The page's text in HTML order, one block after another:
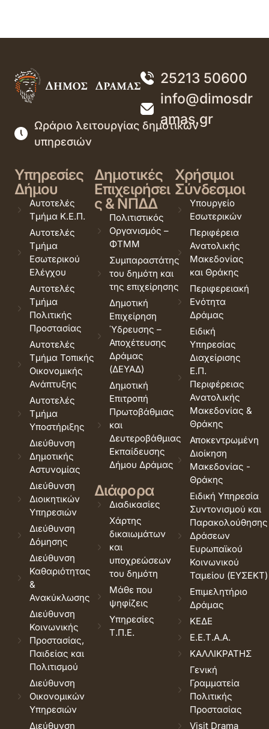
25213 50600
info@dimosdr
amas.gr
Ωράριο λειτουργίας δημοτικών
υπηρεσιών
Υπηρεσίες
Δήμου
Αυτοτελές
Τμήμα Κ.Ε.Π.
Αυτοτελές
Τμήμα
Εσωτερικού
Ελέγχου
Αυτοτελές
Τμήμα
Πολιτικής
Προστασίας
Αυτοτελές
Τμήμα Τοπικής
Οικονομικής
Ανάπτυξης
Αυτοτελές
Τμήμα
Υποστήριξης
Διεύθυνση
Δημοτικής
Αστυνομίας
Διεύθυνση
Διοικητικών
Υπηρεσιών
Διεύθυνση
Δόμησης
Διεύθυνση
Καθαριότητας
&
Ανακύκλωσης
Διεύθυνση
Κοινωνικής
Προστασίας,
Παιδείας και
Πολιτισμού
Διεύθυνση
Οικονομικών
Υπηρεσιών
Διεύθυνση
Δημοτικές
Επιχειρήσει
ς & ΝΠΔΔ
Πολιτιστικός
Οργανισμός –
ΦΤΜΜ
Συμπαραστάτης
του δημότη και
της επιχείρησης
Δημοτική
Επιχείρηση
Ύδρευσης –
Αποχέτευσης
Δράμας
(ΔΕΥΑΔ)
Δημοτική
Επιτροπή
Πρωτοβάθμιας
και
Δευτεροβάθμιας
Εκπαίδευσης
Δήμου Δράμας
Διάφορα
Διαδικασίες
Χάρτης
δικαιωμάτων
και
υποχρεώσεων
του δημότη
Μάθε που
ψηφίζεις
Υπηρεσίες
Τ.Π.Ε.
Χρήσιμοι
Σύνδεσμοι
Υπουργείο
Εσωτερικών
Περιφέρεια
Ανατολικής
Μακεδονίας
και Θράκης
Περιφερειακή
Ενότητα
Δράμας
Ειδική
Υπηρεσίας
Διαχείρισης
Ε.Π.
Περιφέρειας
Ανατολικής
Μακεδονίας &
Θράκης
Αποκεντρωμένη
Διοίκηση
Μακεδονίας -
Θράκης
Ειδική Υπηρεσία
Συντονισμού και
Παρακολούθησης
Δράσεων
Ευρωπαϊκού
Κοινωνικού
Ταμείου (ΕΥΣΕΚΤ)
Επιμελητήριο
Δράμας
ΚΕΔΕ
Ε.Ε.Τ.Α.Α.
ΚΑΛΛΙΚΡΑΤΗΣ
Γενική
Γραμματεία
Πολιτικής
Προστασίας
Visit Drama